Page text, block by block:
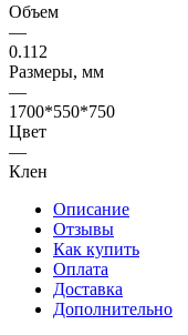
Объем
—
0.112
Размеры, мм
—
1700*550*750
Цвет
—
Клен
Описание
Отзывы
Как купить
Оплата
Доставка
Дополнительно